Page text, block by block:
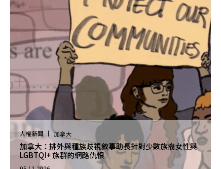
人權新聞 加拿大
加拿大：排外與種族歧視敘事助長針對少數族裔女性與
LGBTQI+ 族群的網路仇恨